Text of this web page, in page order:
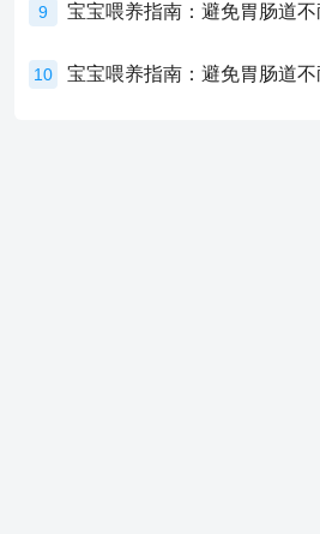
9 宝宝喂养指南：避免胃肠道
10 宝宝喂养指南：避免胃肠道